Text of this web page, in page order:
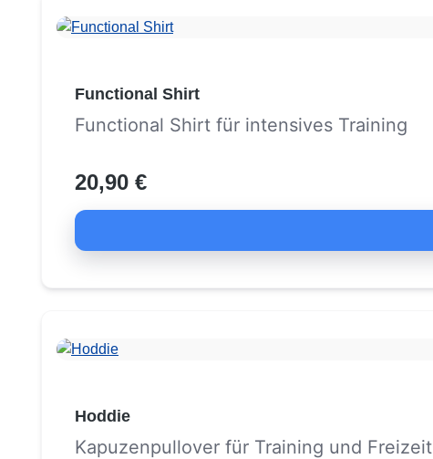
Functional Shirt
Functional Shirt für intensives Training
20,90 €
Hoddie
Kapuzenpullover für Training und Freizeit